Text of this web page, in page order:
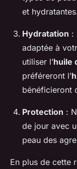
et
Hydratation :
adaptée à
utiliser l’huile
préféreront l’
bénéficieront
Protection :
de jour avec
peau des
En plus de cette